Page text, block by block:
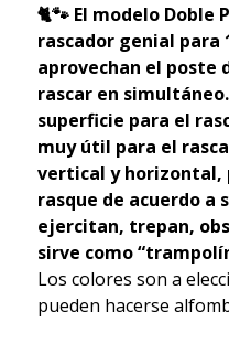
🐈🐾 El modelo Doble
rascador genial para
aprovechan el poste
rascar en
superficie para el
muy útil para el
vertical y horizontal,
rasque de acuerdo a
ejercitan, trepan,
sirve como
Los colores son a
pueden hacerse